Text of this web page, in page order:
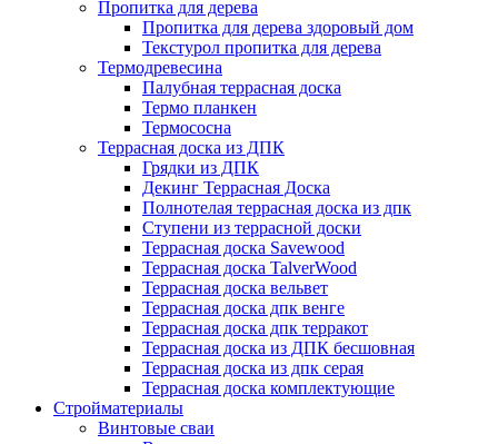
Пропитка для дерева
Пропитка для дерева здоровый дом
Текстурол пропитка для дерева
Термодревесина
Палубная террасная доска
Термо планкен
Термососна
Террасная доска из ДПК
Грядки из ДПК
Декинг Террасная Доска
Полнотелая террасная доска из дпк
Ступени из террасной доски
Террасная доска Savewood
Террасная доска TalverWood
Террасная доска вельвет
Террасная доска дпк венге
Террасная доска дпк терракот
Террасная доска из ДПК бесшовная
Террасная доска из дпк серая
Террасная доска комплектующие
Стройматериалы
Винтовые сваи